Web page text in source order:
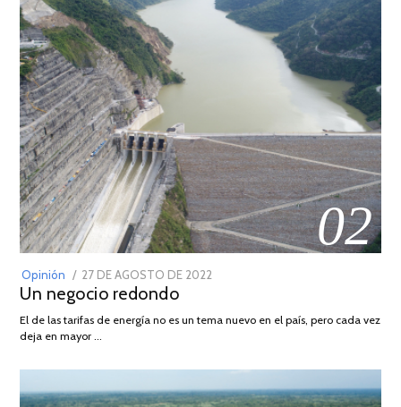
02
Opinión
POSTED
ON
27 DE AGOSTO DE 2022
DE
Un negocio redondo
El de las tarifas de energía no es un tema nuevo en el país, pero cada vez
deja en mayor …